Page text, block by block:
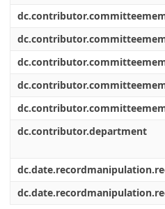
dc.contributor.department